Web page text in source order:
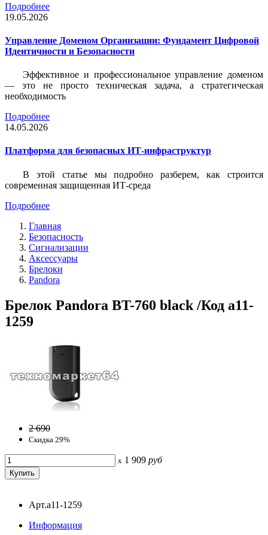
Подробнее
19.05.2026
Управление Доменом Организации: Фундамент Цифровой
Идентичности и Безопасности
Эффективное и профессиональное управление доменом
— это не просто техническая задача, а стратегическая
необходимость
Подробнее
14.05.2026
Платформа для безопасных ИТ-инфраструктур
В этой статье мы подробно разберем, как строится
современная защищенная ИТ-среда
Подробнее
Главная
Безопасность
Сигнализации
Аксессуары
Брелоки
Pandora
Брелок Pandora BT-760 black /Код a11-
1259
2 690
Скидка 29%
x 1 909 руб
Арт.a11-1259
Информация